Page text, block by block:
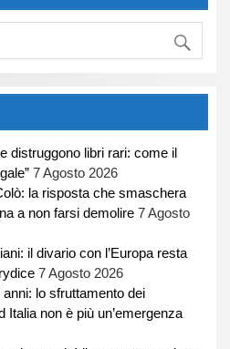
distruggono libri rari: come il
7 Agosto 2026
la risposta che smaschera
a non farsi demolire 7 Agosto
il divario con l’Europa resta
7 Agosto 2026
lo sfruttamento dei
Italia non è più un’emergenza